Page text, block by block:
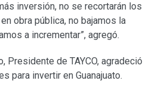
inversión, no se recortarán los
obra pública, no bajamos la
a incrementar”, agregó.
Presidente de TAYCO, agradeció
para invertir en Guanajuato.